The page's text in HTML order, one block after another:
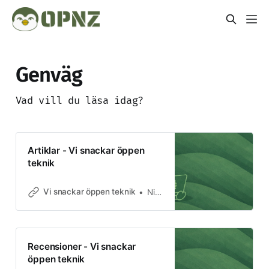
Genväg
Vad vill du läsa idag?
Artiklar - Vi snackar öppen
teknik
Vi snackar öppen teknik Nizze Nilsson
Recensioner - Vi snackar
öppen teknik